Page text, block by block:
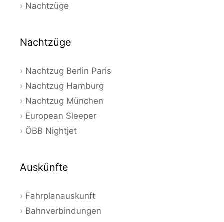
Nachtzüge
Nachtzüge
Nachtzug Berlin Paris
Nachtzug Hamburg
Nachtzug München
European Sleeper
ÖBB Nightjet
Auskünfte
Fahrplanauskunft
Bahnverbindungen